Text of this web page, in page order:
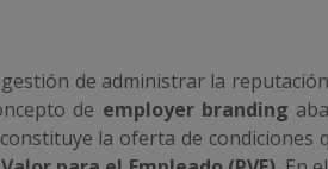
de administrar la
de employer branding
la oferta de condiciones